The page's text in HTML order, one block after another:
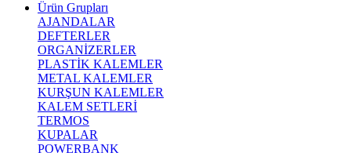
Ürün Grupları
AJANDALAR
DEFTERLER
ORGANİZERLER
PLASTİK KALEMLER
METAL KALEMLER
KURŞUN KALEMLER
KALEM SETLERİ
TERMOS
KUPALAR
POWERBANK